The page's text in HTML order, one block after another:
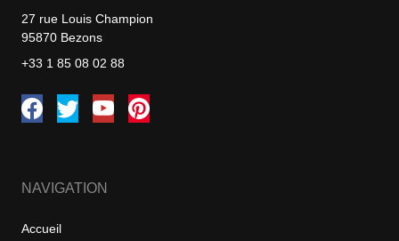
27 rue Louis Champion
95870 Bezons
+33 1 85 08 02 88
NAVIGATION
Accueil